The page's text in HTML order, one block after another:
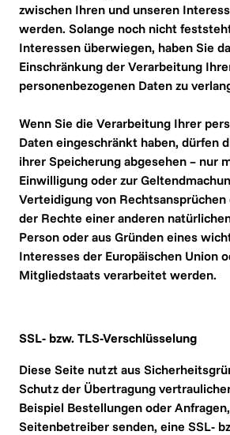
zwischen Ihren und unseren
werden. Solange noch nicht
Interessen überwiegen, haben Sie
Einschränkung der Verarbeitung
personenbezogenen Daten zu
Wenn Sie die Verarbeitung Ihrer
Daten eingeschränkt haben, dürfen
ihrer Speicherung abgesehen – nur
Einwilligung oder zur
Verteidigung von
der Rechte einer anderen
Person oder aus Gründen eines
Interesses der Europäischen Union
Mitgliedstaats verarbeitet werden.
SSL- bzw. TLS-Verschlüsselung
Diese Seite nutzt aus
Schutz der Übertragung
Beispiel Bestellungen oder
Seitenbetreiber senden, eine SSL-